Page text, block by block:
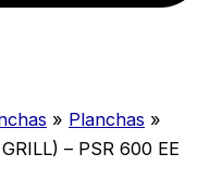
» Planchas »
– PSR 600 EE